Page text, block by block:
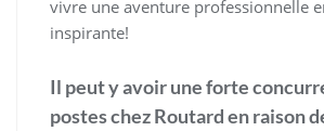
vivre une aventure professionnelle
inspirante!
Il peut y avoir une forte
postes chez Routard en raison